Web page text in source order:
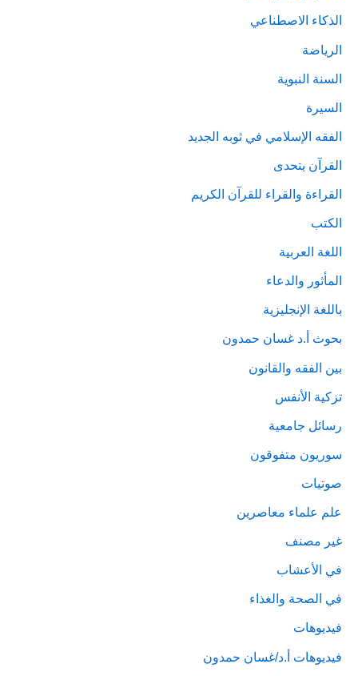
الذكاء الاصطناعي
الرياضة
السنة النبوية
السيرة
الفقه الإسلامي في ثوبه الجديد
القرآن يتحدى
القراءة والقراء للقرآن الكريم
الكتب
اللغة العربية
المأثور والدعاء
باللغة الإنجليزية
بحوث أ.د غسان حمدون
بين الفقه والقانون
تزكية الأنفس
رسائل جامعية
سوريون متفوقون
صوتيات
علم علماء معاصرين
غير مصنف
في الأعشاب
في الصحة والغذاء
فيديوهات
فيديوهات أ.د/غسان حمدون